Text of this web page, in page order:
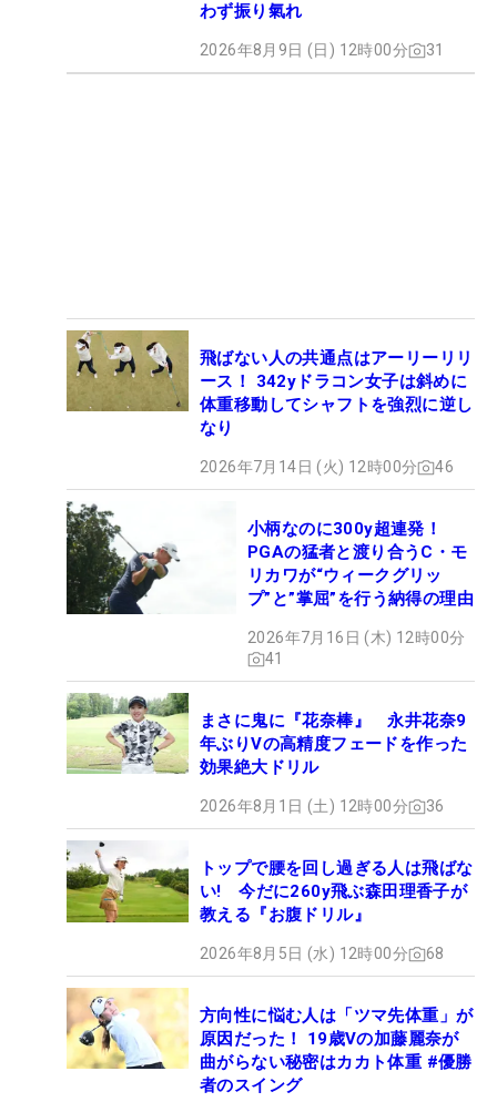
わず振り氣れ
2026年8月9日 (日) 12時00分 31
飛ばない人の共通点はアーリーリリ
ース！ 342yドラコン女子は斜めに
体重移動してシャフトを強烈に逆し
なり
2026年7月14日 (火) 12時00分 46
小柄なのに300y超連発！
PGAの猛者と渡り合うC・モ
リカワが“ウィークグリッ
プ”と”掌屈”を行う納得の理由
2026年7月16日 (木) 12時00分
41
まさに鬼に『花奈棒』 永井花奈9
年ぶりVの高精度フェードを作った
効果絶大ドリル
2026年8月1日 (土) 12時00分 36
トップで腰を回し過ぎる人は飛ばな
い! 今だに260y飛ぶ森田理香子が
教える『お腹ドリル』
2026年8月5日 (水) 12時00分 68
方向性に悩む人は「ツマ先体重」が
原因だった！ 19歳Vの加藤麗奈が
曲がらない秘密はカカト体重 #優勝
者のスイング